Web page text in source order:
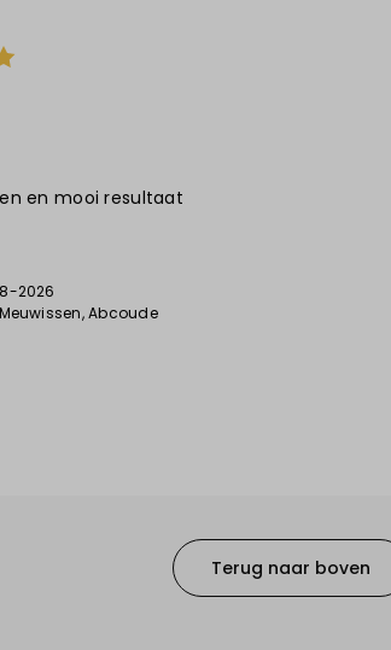
en mooi resultaat
2026
, Abcoude
Terug naar boven